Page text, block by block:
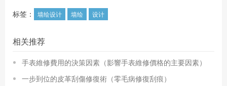
标签： 墙绘设计 墙绘 设计
相关推荐
手表維修費用的決策因素（影響手表維修價格的主要因素）
​一步到位的皮革刮傷修復術（零毛病修復刮痕）